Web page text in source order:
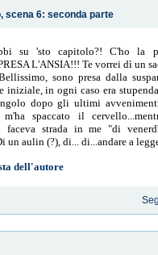
scena 6: seconda parte
su 'sto capitolo?! C'ho la
L'ANSIA!!! Te vorrei dì un
sono presa dalla
iniziale, in ogni caso era
dopo gli ultimi
m'ha spaccato il
faceva strada in me "di
un aulin (?), di... di...andare a
dell'autore